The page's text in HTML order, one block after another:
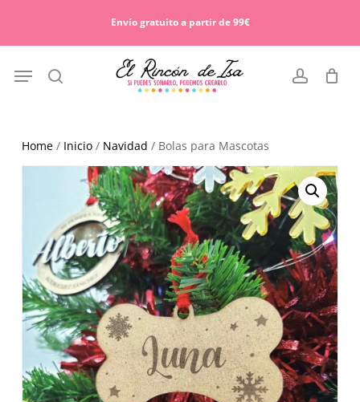
Envío gratuito a partir de 99€
search account
Menu
Cart
Home/ Inicio/ Navidad / Bolas para Mascotas